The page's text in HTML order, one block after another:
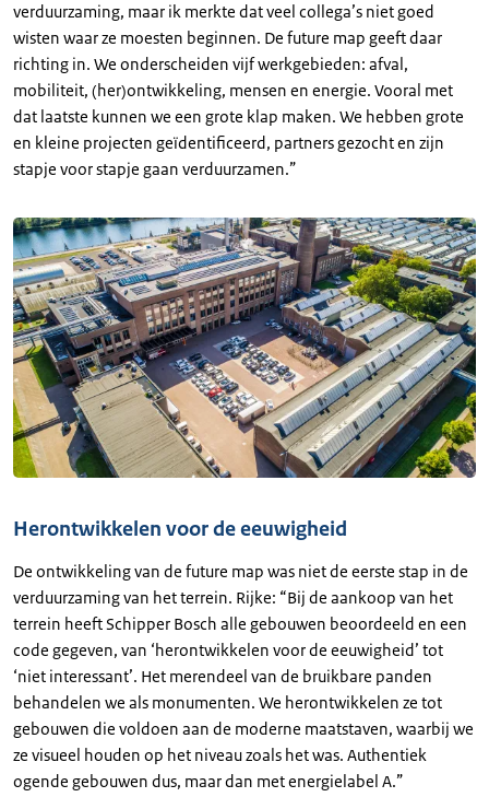
verduurzaming, maar ik merkte dat veel collega’s niet goed
wisten waar ze moesten beginnen. De future map geeft daar
richting in. We onderscheiden vijf werkgebieden: afval,
mobiliteit, (her)ontwikkeling, mensen en energie. Vooral met
dat laatste kunnen we een grote klap maken. We hebben grote
en kleine projecten geïdentificeerd, partners gezocht en zijn
stapje voor stapje gaan verduurzamen.”
Herontwikkelen voor de eeuwigheid
De ontwikkeling van de future map was niet de eerste stap in de
verduurzaming van het terrein. Rijke: “Bij de aankoop van het
terrein heeft Schipper Bosch alle gebouwen beoordeeld en een
code gegeven, van ‘herontwikkelen voor de eeuwigheid’ tot
‘niet interessant’. Het merendeel van de bruikbare panden
behandelen we als monumenten. We herontwikkelen ze tot
gebouwen die voldoen aan de moderne maatstaven, waarbij we
ze visueel houden op het niveau zoals het was. Authentiek
ogende gebouwen dus, maar dan met energielabel A.”